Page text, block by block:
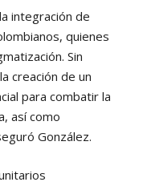
integración de
quienes
Sin
creación de un
para combatir la
así como
González.